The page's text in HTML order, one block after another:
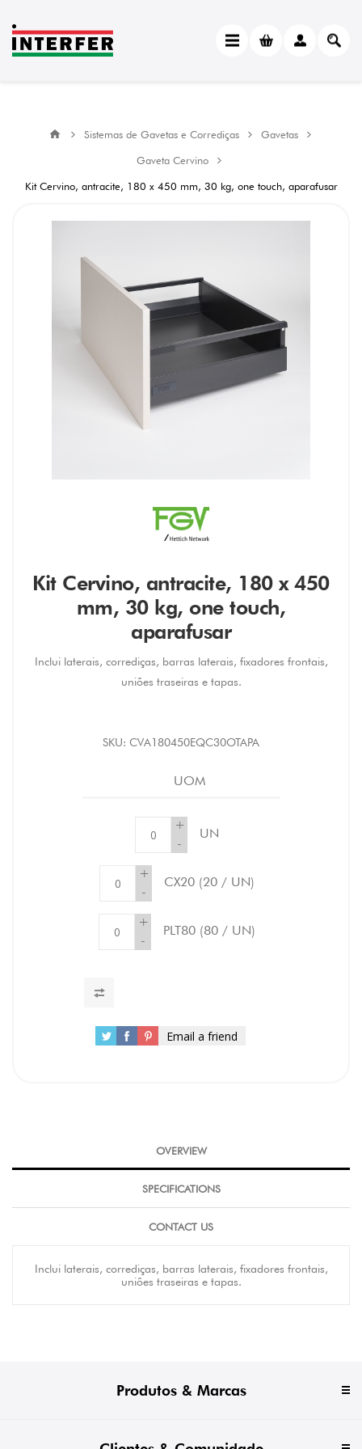
Sistemas de Gavetas e Corrediças
Gavetas
Gaveta Cervino
Kit Cervino, antracite, 180 x 450 mm, 30 kg, one touch, aparafusar
Kit Cervino, antracite, 180 x 450
mm, 30 kg, one touch,
aparafusar
Inclui laterais, corrediças, barras laterais, fixadores frontais,
uniões traseiras e tapas.
SKU: CVA180450EQC30OTAPA
UOM
+
-
UN
+
-
CX20 (20 / UN)
+
-
PLT80 (80 / UN)
Email a friend
OVERVIEW
SPECIFICATIONS
CONTACT US
Inclui laterais, corrediças, barras laterais, fixadores frontais,
uniões traseiras e tapas.
Produtos & Marcas